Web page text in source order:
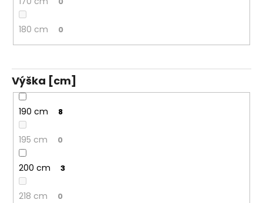
180 cm 0
Výška [cm]
190 cm 8
195 cm 0
200 cm 3
218 cm 0